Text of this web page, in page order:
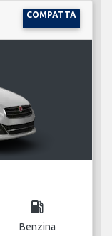
COMPATTA
local_gas_station
Benzina